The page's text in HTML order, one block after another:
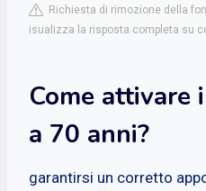
Richiesta di rimozione della
isualizza la risposta completa su
Come attivare
a 70 anni?
garantirsi un corretto